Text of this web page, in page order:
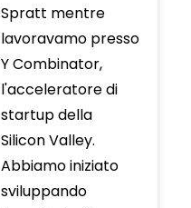
Spratt mentre
lavoravamo presso
Y Combinator,
l'acceleratore di
startup della
Silicon Valley.
Abbiamo iniziato
sviluppando